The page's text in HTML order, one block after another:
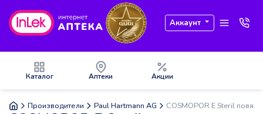
Аккаунт
Каталог Аптеки Акции
Производители Paul Hartmann AG COSMOPOR E Steril